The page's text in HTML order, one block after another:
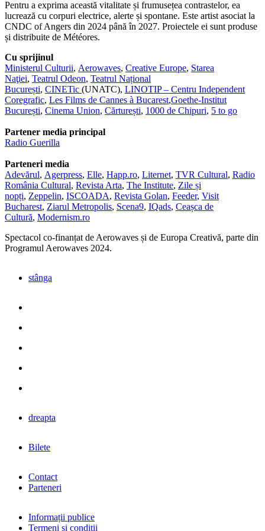
Pentru a exprima această vitalitate și frumusețea contrastelor, ea
lucrează cu corpuri electrice, alerte și spontane. Este artist asociat la
CNDC of Angers din 2024 până în 2027. Proiectele ei sunt produse
și distribuite de Météores.
Cu sprijinul
Ministerul Culturii, Aerowaves, Creative Europe, Starea
Naţiei, Teatrul Odeon, Teatrul Național
București, CINETic (UNATC), LINOTIP – Centru Independent
Coregrafic, Les Films de Cannes à Bucarest,Goethe-Institut
București, Cinema Union, Cărturești, 1000 de Chipuri, 5 to go
Partener media principal
Radio Guerilla
Parteneri media
Adevărul, Agerpress, Elle, Happ.ro, Liternet, TVR Cultural, Radio
România Cultural, Revista Arta, The Institute, Zile și
nopți, Zeppelin, ISCOADA, Revista Golan, Feeder, Visit
Bucharest, Ziarul Metropolis, Scena9, IQads, Ceașca de
Cultură, Modernism.ro
Spectacol co-finanțat de Aerowaves și de Europa Creativă, parte din
Programul Aerowaves 2024.
stânga
dreapta
Bilete
Contact
Parteneri
Informații publice
Termeni și condiții